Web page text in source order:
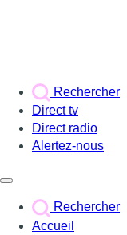
Rechercher
Direct tv
Direct radio
Alertez-nous
Rechercher
Accueil